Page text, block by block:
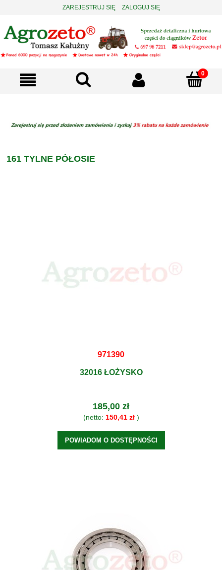
ZAREJESTRUJ SIĘ ZALOGUJ SIĘ
161 TYLNE PÓŁOSIE
971390
32016 ŁOŻYSKO
185,00 zł
(netto: 150,41 zł)
POWIADOM O DOSTĘPNOŚCI